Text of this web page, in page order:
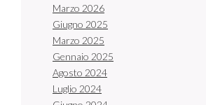
Marzo 2026
Giugno 2025
Marzo 2025
Gennaio 2025
Agosto 2024
Luglio 2024